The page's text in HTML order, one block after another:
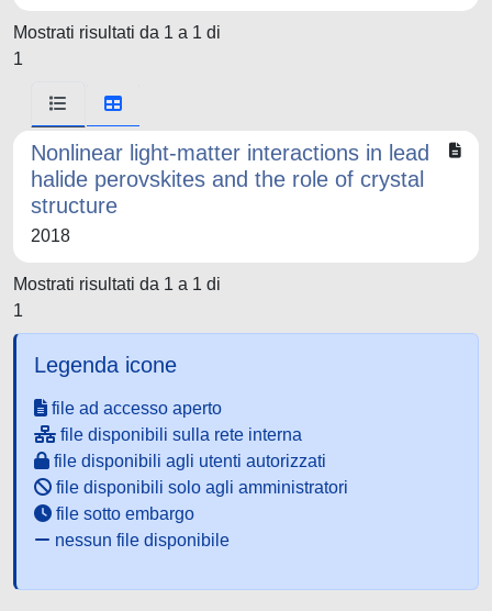
Mostrati risultati da 1 a 1 di
1
Nonlinear light-matter interactions in lead
halide perovskites and the role of crystal
structure
2018
Mostrati risultati da 1 a 1 di
1
Legenda icone
file ad accesso aperto
file disponibili sulla rete interna
file disponibili agli utenti autorizzati
file disponibili solo agli amministratori
file sotto embargo
nessun file disponibile